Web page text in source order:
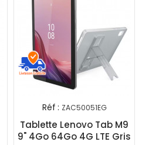
Réf : ZAC50051EG
Tablette Lenovo Tab M9
9" 4Go 64Go 4G LTE Gris